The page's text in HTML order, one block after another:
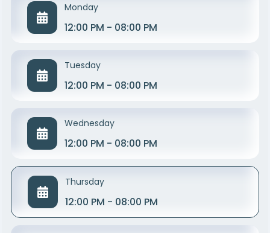
ورشة تدريبية و عملية للطباعة ثلاثية الأبعاد و كيفية التصنيع و
التشغيل
Monday
12:00 PM - 08:00 PM
Tuesday
12:00 PM - 08:00 PM
Wednesday
12:00 PM - 08:00 PM
Thursday
12:00 PM - 08:00 PM